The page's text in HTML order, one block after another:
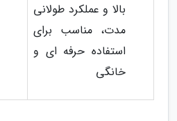
بالا و عملکرد طولانی
مدت، مناسب برای
استفاده حرفه ای و
خانگی